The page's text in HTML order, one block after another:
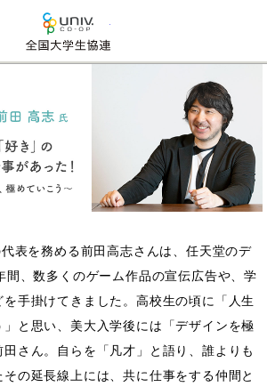
表を務める前田高志さんは、任天堂のデ
間、数多くのゲーム作品の宣伝広告や、学
手掛けてきました。高校生の頃に「人生
と思い、美大入学後には「デザインを極
さん。自らを「凡才」と語り、誰よりも
の延長線上には、共に仕事をする仲間と